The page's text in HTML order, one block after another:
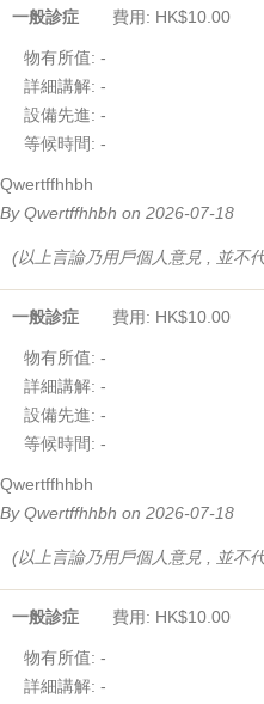
一般診症 費用: HK$10.00
物有所值: -
詳細講解: -
設備先進: -
等候時間: -
Qwertffhhbh
By Qwertffhhbh on 2026-07-18
(以上言論乃用戶個人意見 , 並不
一般診症 費用: HK$10.00
物有所值: -
詳細講解: -
設備先進: -
等候時間: -
Qwertffhhbh
By Qwertffhhbh on 2026-07-18
(以上言論乃用戶個人意見 , 並不
一般診症 費用: HK$10.00
物有所值: -
詳細講解: -